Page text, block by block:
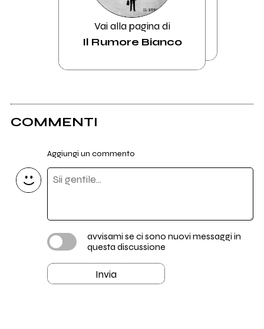
Vai alla pagina di
Il Rumore Bianco
COMMENTI
Aggiungi un commento
avvisami se ci sono nuovi messaggi in
questa discussione
Invia